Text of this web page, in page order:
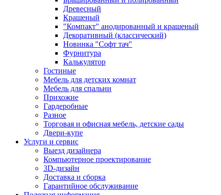
Древесный
Крашеный
"Компакт" анодированный и крашеный
Декоративный (классический)
Новинка "Софт тач"
Фурнитура
Калькулятор
Гостиные
Мебель для детских комнат
Мебель для спальни
Прихожие
Гардеробные
Разное
Торговая и офисная мебель, детские сады
Двери-купе
Услуги и сервис
Выезд дизайнера
Компьютерное проектирование
3D-дизайн
Доставка и сборка
Гарантийное обслуживание